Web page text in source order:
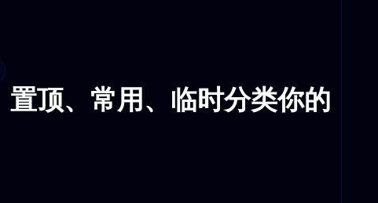
置顶、常用、临时分类你的